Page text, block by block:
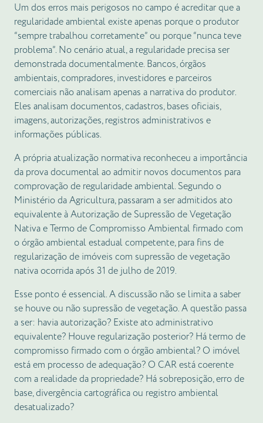
Um dos erros mais perigosos no campo é acreditar que a
regularidade ambiental existe apenas porque o produtor
“sempre trabalhou corretamente” ou porque “nunca teve
problema”. No cenário atual, a regularidade precisa ser
demonstrada documentalmente. Bancos, órgãos
ambientais, compradores, investidores e parceiros
comerciais não analisam apenas a narrativa do produtor.
Eles analisam documentos, cadastros, bases oficiais,
imagens, autorizações, registros administrativos e
informações públicas.
A própria atualização normativa reconheceu a importância
da prova documental ao admitir novos documentos para
comprovação de regularidade ambiental. Segundo o
Ministério da Agricultura, passaram a ser admitidos ato
equivalente à Autorização de Supressão de Vegetação
Nativa e Termo de Compromisso Ambiental firmado com
o órgão ambiental estadual competente, para fins de
regularização de imóveis com supressão de vegetação
nativa ocorrida após 31 de julho de 2019.
Esse ponto é essencial. A discussão não se limita a saber
se houve ou não supressão de vegetação. A questão passa
a ser: havia autorização? Existe ato administrativo
equivalente? Houve regularização posterior? Há termo de
compromisso firmado com o órgão ambiental? O imóvel
está em processo de adequação? O CAR está coerente
com a realidade da propriedade? Há sobreposição, erro de
base, divergência cartográfica ou registro ambiental
desatualizado?